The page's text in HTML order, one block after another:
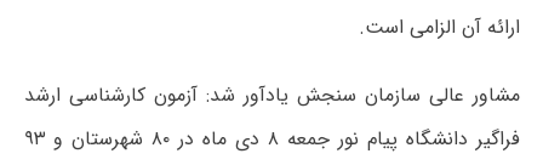
ارائه آن الزامی است.
مشاور عالی سازمان سنجش یادآور شد: آزمون کارشناسی ارشد
فراگیر دانشگاه پیام نور جمعه ۸ دی ماه در ۸۰ شهرستان و ۹۳